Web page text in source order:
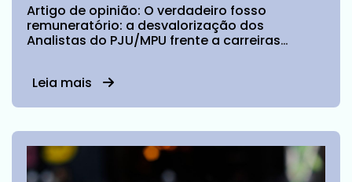
Artigo de opinião: O verdadeiro fosso
remuneratório: a desvalorização dos
Analistas do PJU/MPU frente a carreiras
Leia mais